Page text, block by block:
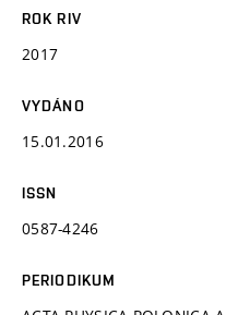
ROK RIV
2017
VYDÁNO
15.01.2016
ISSN
0587-4246
PERIODIKUM